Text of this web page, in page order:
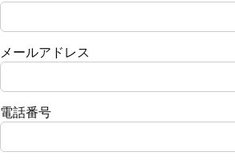
メールアドレス
電話番号